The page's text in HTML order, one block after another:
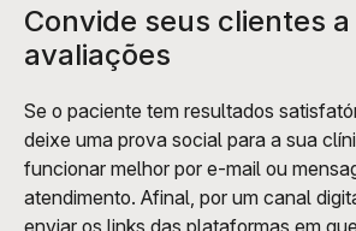
Convide seus clientes
avaliações
Se o paciente tem resultados
deixe uma prova social para a sua
funcionar melhor por e-mail ou
atendimento. Afinal, por um canal